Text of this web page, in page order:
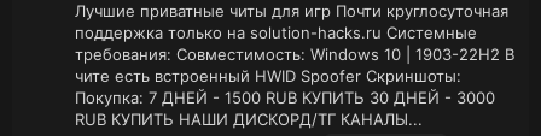
Лучшие приватные читы для игр Почти круглосуточная
поддержка только на solution-hacks.ru Системные
требования: Совместимость: Windows 10 | 1903-22H2 В
чите есть встроенный HWID Spoofer Скриншоты:
Покупка: 7 ДНЕЙ - 1500 RUB КУПИТЬ 30 ДНЕЙ - 3000
RUB КУПИТЬ НАШИ ДИСКОРД/ТГ КАНАЛЫ...